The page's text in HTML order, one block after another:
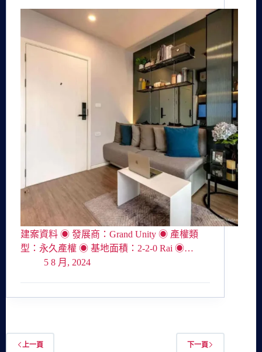
建案資料 ◉ 發展商：Grand Unity ◉ 產權類
型：永久產權 ◉ 基地面積：2-2-0 Rai ◉…
5 8 月, 2024
上一頁 下一頁